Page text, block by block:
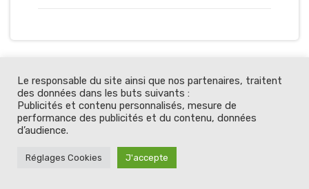
vapeur. Vous aurez compris que je l’adore. Si vous avez
des questions, n’hésitez pas à me contacter sur les
réseaux sociaux.
Le responsable du site ainsi que nos partenaires, traitent
des données dans les buts suivants :
Publicités et contenu personnalisés, mesure de
performance des publicités et du contenu, données
d’audience.
Réglages Cookies J'accepte